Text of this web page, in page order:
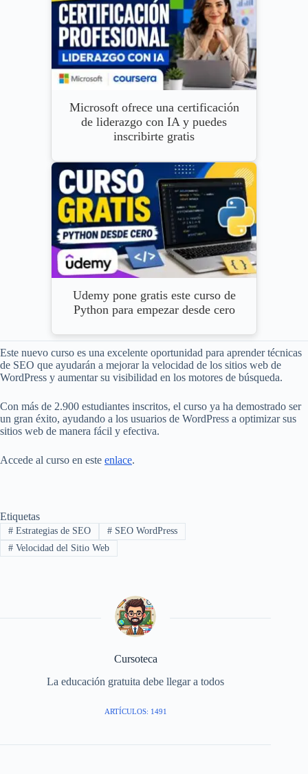
Microsoft ofrece una certificación
de liderazgo con IA y puedes
inscribirte gratis
Udemy pone gratis este curso de
Python para empezar desde cero
Este nuevo curso es una excelente oportunidad para aprender técnicas
de SEO que ayudarán a mejorar la velocidad de los sitios web de
WordPress y aumentar su visibilidad en los motores de búsqueda.
Con más de 2.900 estudiantes inscritos, el curso ya ha demostrado ser
un gran éxito, ayudando a los usuarios de WordPress a optimizar sus
sitios web de manera fácil y efectiva.
Accede al curso en este enlace.
Etiquetas
#Estrategias de SEO #SEO WordPress
#Velocidad del Sitio Web
Cursoteca
La educación gratuita debe llegar a todos
ARTÍCULOS: 1491